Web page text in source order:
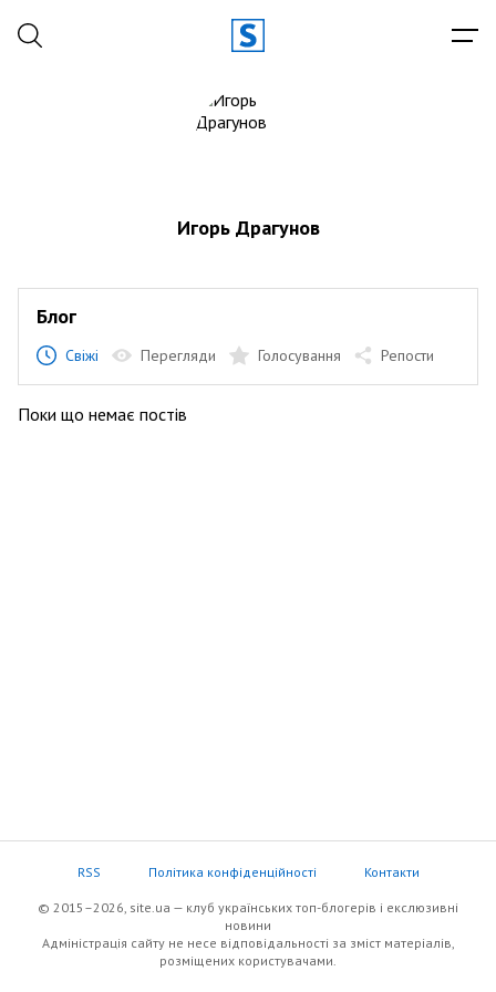
Игорь Драгунов
Блог
Свіжі Перегляди Голосування Репости
Поки що немає постів
RSS Політика конфіденційності Контакти
© 2015–2026, site.ua — клуб українських топ-блогерів i екслюзивнi
новини
Адміністрація сайту не несе відповідальності за зміст матеріалів,
розміщених користувачами.